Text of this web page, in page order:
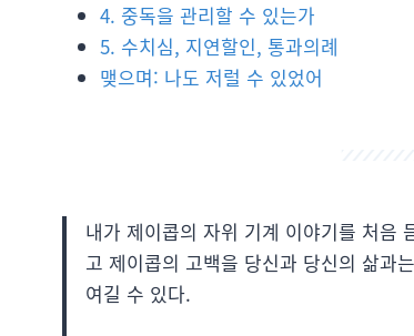
4. 중독을 관리할 수 있는가
5. 수치심, 지연할인, 통과의례
맺으며: 나도 저럴 수 있었어
내가 제이콥의 자위 기계 이야기를 처음
고 제이콥의 고백을 당신과 당신의 삶과
여길 수 있다.